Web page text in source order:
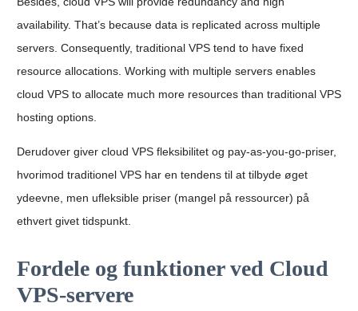
availability. That’s because data is replicated across multiple
servers. Consequently, traditional VPS tend to have fixed
resource allocations. Working with multiple servers enables
cloud VPS to allocate much more resources than traditional VPS
hosting options.
Derudover giver cloud VPS fleksibilitet og pay-as-you-go-priser,
hvorimod traditionel VPS har en tendens til at tilbyde øget
ydeevne, men ufleksible priser (mangel på ressourcer) på
ethvert givet tidspunkt.
Fordele og funktioner ved Cloud
VPS-servere